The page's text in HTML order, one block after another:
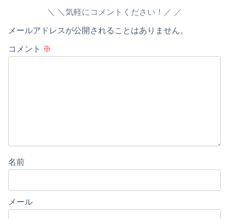
＼気軽にコメントください！／
メールアドレスが公開されることはありません。
コメント ※
名前
メール